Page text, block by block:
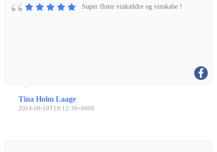
Super flotte vinkældre og vinskabe !
Tina Holm Laage
2014-09-10T19:12:39+0000